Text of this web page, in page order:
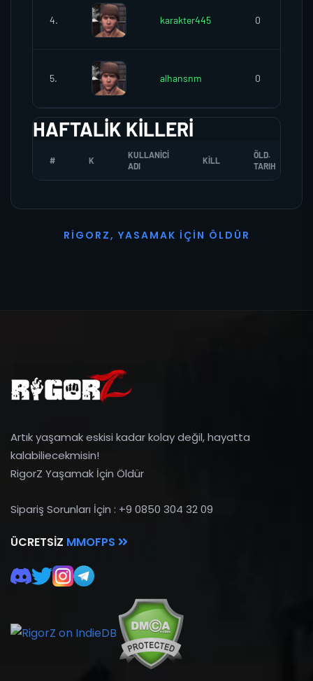
4. karakter445 0
5. alhansnm 0
HAFTALIK KILLERI
# K
KULLANICI
ADI
KILL
ÖLD.
TARIH
R I G O R Z, YASAMAK İ ÇI N Ö L D Ü R
Artık yaşamak eskisi kadar kolay değil, hayatta
kalabiliecekmisin!
RigorZ Yaşamak İçin Öldür
Sipariş Sorunları İçin : +9 0850 304 32 09
ÜCRETSIZ MMOFPS